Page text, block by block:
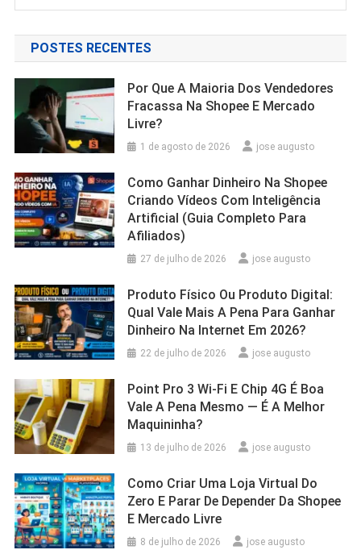
POSTES RECENTES
Por Que A Maioria Dos Vendedores
Fracassa Na Shopee E Mercado
Livre?
1 de agosto de 2026 jose augusto
Como Ganhar Dinheiro Na Shopee
Criando Vídeos Com Inteligência
Artificial (Guia Completo Para
Afiliados)
27 de julho de 2026 jose augusto
Produto Físico Ou Produto Digital:
Qual Vale Mais A Pena Para Ganhar
Dinheiro Na Internet Em 2026?
22 de julho de 2026 jose augusto
Point Pro 3 Wi‑Fi E Chip 4G É Boa
Vale A Pena Mesmo — É A Melhor
Maquininha?
13 de julho de 2026 jose augusto
Como Criar Uma Loja Virtual Do
Zero E Parar De Depender Da Shopee
E Mercado Livre
8 de julho de 2026 jose augusto